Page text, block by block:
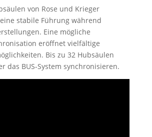
von Rose und Krieger
stabile Führung während
Eine mögliche
eröffnet vielfältige
Bis zu 32 Hubsäulen
das BUS-System synchronisieren.